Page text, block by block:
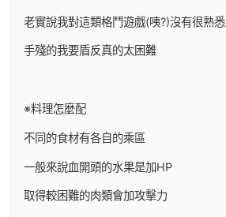
老實說我對這類格鬥遊戲(咦?)沒有很熟悉
手殘的我要盾反真的太困難
※料理怎麼配
不同的食材有各自的乘區
一般來說血開頭的水果是加HP
取得較困難的肉類會加攻擊力